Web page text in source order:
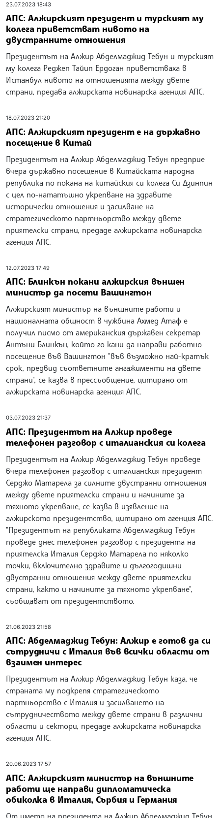
23.07.2023 18:43
АПС: Алжирският президент и турският му
колега приветстват нивото на
двустранните отношения
Президентът на Алжир Абделмаджид Тебун и турският
му колега Реджеп Тайип Ердоган приветстваха в
Истанбул нивото на отношенията между двете
страни, предава алжирската новинарска агенция АПС.
18.07.2023 21:20
АПС: Алжирският президент е на държавно
посещение в Китай
Президентът на Алжир Абделмаджид Тебун предприе
вчера държавно посещение в Китайската народна
република по покана на китайския си колега Си Дзинпин
с цел по-нататъшно укрепване на здравите
исторически отношения и засилване на
стратегическото партньорство между двете
приятелски страни, предаде алжирската новинарска
агенция АПС.
12.07.2023 17:49
АПС: Блинкън покани алжирския външен
министър да посети Вашингтон
Алжирският министър на външните работи и
националната общност в чужбина Ахмед Атаф е
получил писмо от американския държавен секретар
Антъни Блинкън, който го кани да направи работно
посещение във Вашингтон "във възможно най-кратък
срок, предвид съответните ангажименти на двете
страни", се казва в прессъобщение, цитирано от
алжирската новинарска агенция АПС.
03.07.2023 21:37
АПС: Президентът на Алжир проведе
телефонен разговор с италианския си колега
Президентът на Алжир Абделмаджид Тебун проведе
вчера телефонен разговор с италианския президент
Серджо Матарела за силните двустранни отношения
между двете приятелски страни и начините за
тяхното укрепване, се казва в изявление на
алжирското президентство, цитирано от агенция АПС.
"Президентът на републиката Абделмаджид Тебун
проведе днес телефонен разговор с президента на
приятелска Италия Серджо Матарела по няколко
точки, включително здравите и дългогодишни
двустранни отношения между двете приятелски
страни, както и начините за тяхното укрепване",
съобщават от президентството.
21.06.2023 21:58
АПС: Абделмаджид Тебун: Алжир е готов да си
сътрудничи с Италия във всички области от
взаимен интерес
Президентът на Алжир Абделмаджид Тебун каза, че
страната му подкрепя стратегическото
партньорство с Италия и засилването на
сътрудничеството между двете страни в различни
области и сектори, предаде алжирската новинарска
агенция АПС.
20.06.2023 17:57
АПС: Алжирският министър на външните
работи ще направи дипломатическа
обиколка в Италия, Сърбия и Германия
От името на президента на Алжир Абделмаджид Тебун,